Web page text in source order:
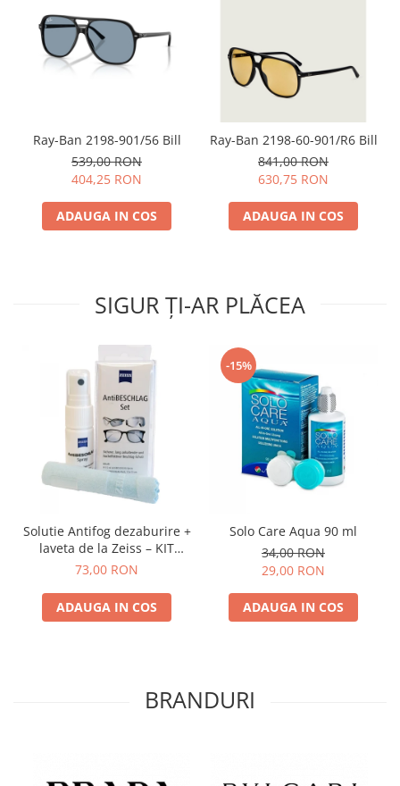
Ray-Ban 2198-901/56 Bill
539,00 RON
404,25 RON
ADAUGA IN COS
Ray-Ban 2198-60-901/R6 Bill
841,00 RON
630,75 RON
ADAUGA IN COS
SIGUR ȚI-AR PLĂCEA
Solutie Antifog dezaburire +
laveta de la Zeiss – KIT
COMPLET
73,00 RON
ADAUGA IN COS
-15%
Solo Care Aqua 90 ml
34,00 RON
29,00 RON
ADAUGA IN COS
BRANDURI